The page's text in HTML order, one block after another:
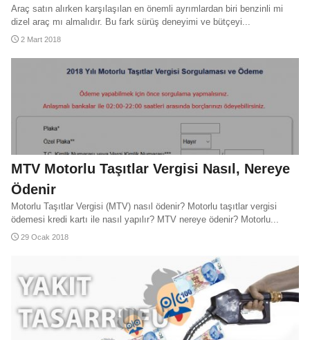
Araç satın alırken karşılaşılan en önemli ayrımlardan biri benzinli mi
dizel araç mı almalıdır. Bu fark sürüş deneyimi ve bütçeyi...
2 Mart 2018
MTV Motorlu Taşıtlar Vergisi Nasıl, Nereye
Ödenir
Motorlu Taşıtlar Vergisi (MTV) nasıl ödenir? Motorlu taşıtlar vergisi
ödemesi kredi kartı ile nasıl yapılır? MTV nereye ödenir? Motorlu...
29 Ocak 2018